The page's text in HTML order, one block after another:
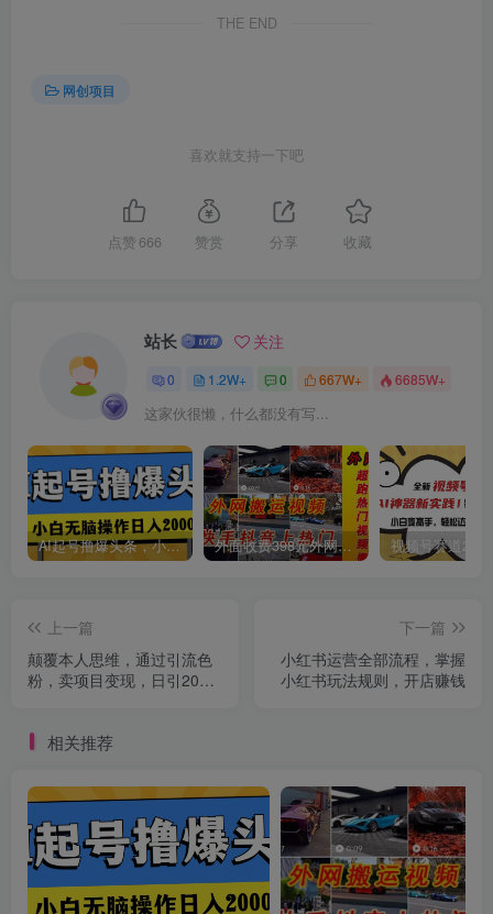
THE END
网创项目
喜欢就支持一下吧
点赞 666 赞赏 分享 收藏
站长 关注
0 1.2W+ 0 667W+ 6685W+
这家伙很懒，什么都没有写...
AI起号撸爆头条，小白也能操作，日入2000+ 外面收费398元外网超跑豪车汽车视频搬运至快手抖音上热门项目
上一篇
颠覆本人思维，通过引流色
粉，卖项目变现，日引200
下一篇
小红书运营全部流程，掌握
小红书玩法规则，开店赚钱
相关推荐